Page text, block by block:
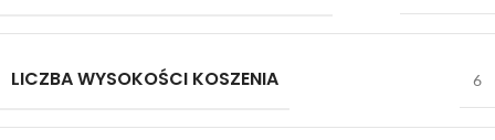
LICZBA WYSOKOŚCI KOSZENIA 6